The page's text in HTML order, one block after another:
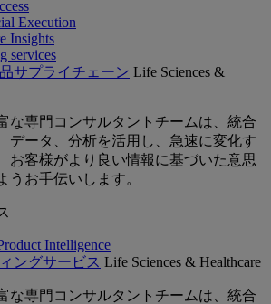
Execution
Insights
services
サプライチェーン Life Sciences &
な専門コンサルタントチームは、統合
データ、分析を活用し、急速に変化す
お客様がより良い情報に基づいた意思
うお手伝いします。
Intelligence
ングサービス Life Sciences & Healthcare
な専門コンサルタントチームは、統合